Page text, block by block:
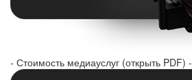
- Стоимость медиауслуг (открыть PDF) -